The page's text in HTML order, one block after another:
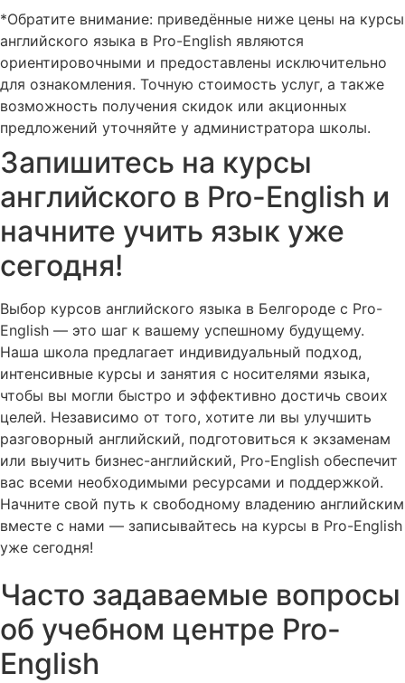
*Обратите внимание: приведённые ниже цены на курсы
английского языка в Pro-English являются
ориентировочными и предоставлены исключительно
для ознакомления. Точную стоимость услуг, а также
возможность получения скидок или акционных
предложений уточняйте у администратора школы.
Запишитесь на курсы
английского в Pro-English и
начните учить язык уже
сегодня!
Выбор курсов английского языка в Белгороде с Pro-
English — это шаг к вашему успешному будущему.
Наша школа предлагает индивидуальный подход,
интенсивные курсы и занятия с носителями языка,
чтобы вы могли быстро и эффективно достичь своих
целей. Независимо от того, хотите ли вы улучшить
разговорный английский, подготовиться к экзаменам
или выучить бизнес-английский, Pro-English обеспечит
вас всеми необходимыми ресурсами и поддержкой.
Начните свой путь к свободному владению английским
вместе с нами — записывайтесь на курсы в Pro-English
уже сегодня!
Часто задаваемые вопросы
об учебном центре Pro-
English